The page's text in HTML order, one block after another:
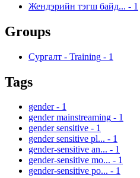
Жендэрийн тэгш байд... - 1
Groups
Сургалт - Training - 1
Tags
gender - 1
gender mainstreaming - 1
gender sensitive - 1
gender sensitive pl... - 1
gender-sensitive an... - 1
gender-sensitive mo... - 1
gender-sensitive po... - 1